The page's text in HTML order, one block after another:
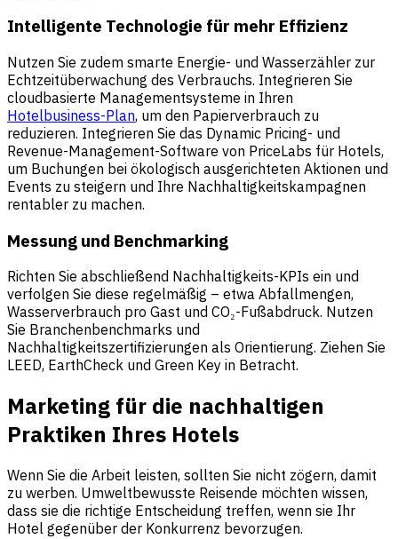
Intelligente Technologie für mehr Effizienz
Nutzen Sie zudem smarte Energie- und Wasserzähler zur
Echtzeitüberwachung des Verbrauchs. Integrieren Sie
cloudbasierte Managementsysteme in Ihren
Hotelbusiness-Plan, um den Papierverbrauch zu
reduzieren. Integrieren Sie das Dynamic Pricing- und
Revenue-Management-Software von PriceLabs für Hotels,
um Buchungen bei ökologisch ausgerichteten Aktionen und
Events zu steigern und Ihre Nachhaltigkeitskampagnen
rentabler zu machen.
Messung und Benchmarking
Richten Sie abschließend Nachhaltigkeits-KPIs ein und
verfolgen Sie diese regelmäßig – etwa Abfallmengen,
Wasserverbrauch pro Gast und CO₂-Fußabdruck. Nutzen
Sie Branchenbenchmarks und
Nachhaltigkeitszertifizierungen als Orientierung. Ziehen Sie
LEED, EarthCheck und Green Key in Betracht.
Marketing für die nachhaltigen
Praktiken Ihres Hotels
Wenn Sie die Arbeit leisten, sollten Sie nicht zögern, damit
zu werben. Umweltbewusste Reisende möchten wissen,
dass sie die richtige Entscheidung treffen, wenn sie Ihr
Hotel gegenüber der Konkurrenz bevorzugen.